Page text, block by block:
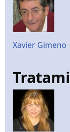
Xavier Gimeno